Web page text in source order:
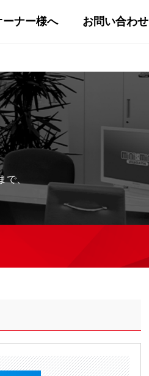
ーナー様へ お問い合わせ
で、